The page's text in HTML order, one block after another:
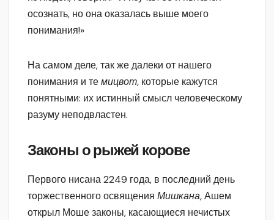
осознать, но она оказалась выше моего
понимания!»
На самом деле, так же далеки от нашего
понимания и темицвот, которые кажутся
понятными: их истинный смысл человеческому
разуму неподвластен.
Законы о рыжей корове
Первого нисана 2249 года, в последний день
торжественного освящения Мишкана,Ашем
открыл Моше законы, касающиеся нечистых